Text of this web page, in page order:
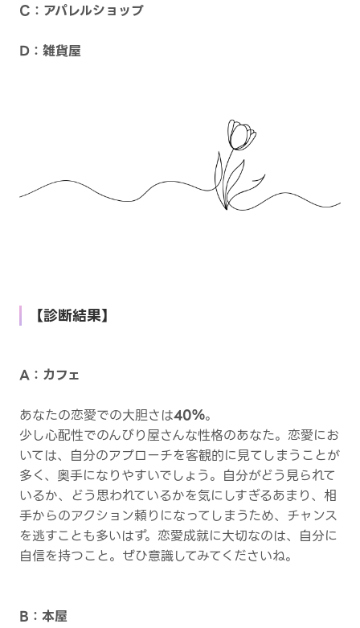
C：アパレルショップ
D：雑貨屋
【診断結果】
A：カフェ
あなたの恋愛での大胆さは40％。
少し心配性でのんびり屋さんな性格のあなた。恋愛にお
いては、自分のアプローチを客観的に見てしまうことが
多く、奥手になりやすいでしょう。自分がどう見られて
いるか、どう思われているかを気にしすぎるあまり、相
手からのアクション頼りになってしまうため、チャンス
を逃すことも多いはず。恋愛成就に大切なのは、自分に
自信を持つこと。ぜひ意識してみてくださいね。
B：本屋